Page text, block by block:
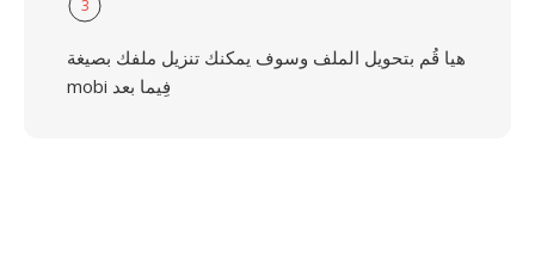
3
هيا قُم بتحويل الملف وسوف يمكنك تنزيل ملفك بصيغة
mobi فِيما بعد